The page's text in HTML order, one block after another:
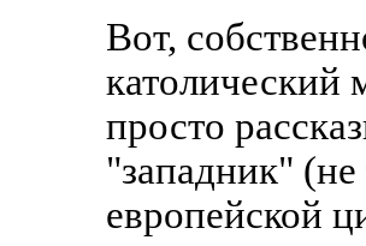
Вот,
католический
просто
"западник"
европейской